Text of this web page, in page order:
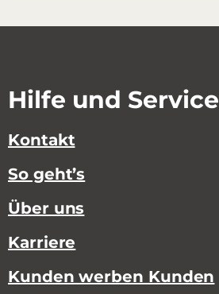
Hilfe und Service
Kontakt
So geht’s
Über uns
Karriere
Kunden werben Kunden